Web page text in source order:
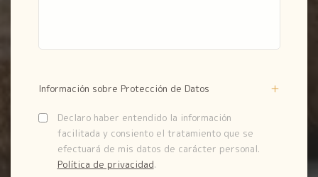
Información sobre Protección de Datos
Declaro haber entendido la información
facilitada y consiento el tratamiento que se
efectuará de mis datos de carácter personal.
Política de privacidad.